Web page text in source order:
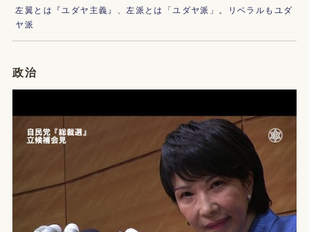
左翼とは『ユダヤ主義』、左派とは「ユダヤ派」。リベラルもユダ
ヤ派
政治